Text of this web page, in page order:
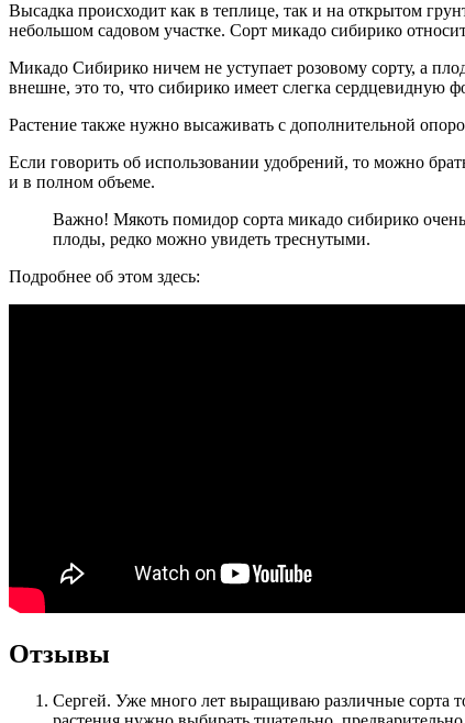
Высадка происходит как в теплице, так и на открытом
небольшом садовом участке. Сорт микадо сибирико
Микадо Сибирико ничем не уступает розовому сорту, а
внешне, это то, что сибирико имеет слегка сердцевидную
Растение также нужно высаживать с дополнительной
Если говорить об использовании удобрений, то можно
и в полном объеме.
Важно! Мякоть помидор сорта микадо сибирико
плоды, редко можно увидеть треснутыми.
Подробнее об этом здесь:
Отзывы
Сергей. Уже много лет выращиваю различные сорта